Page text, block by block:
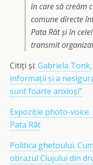
în care să creăm
comune directe
Pata Rât și în
transmit
Citiți și: Gabriela Tonk,
informații și a
sunt foarte anxioși”
Expoziție photo-
Pata Rât
Politica ghetoului.
obrazul Clujului din